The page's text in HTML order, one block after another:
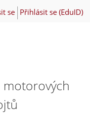
se Přihlásit se (EduID)